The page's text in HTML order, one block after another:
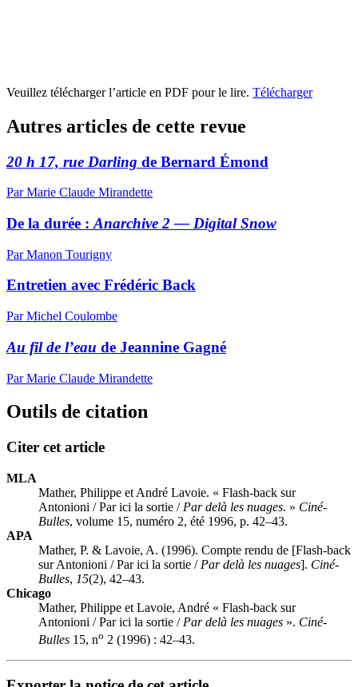
Veuillez télécharger l’article en PDF pour le lire. Télécharger
Autres articles de cette revue
20 h 17, rue Darling de Bernard Émond
Par Marie Claude Mirandette
De la durée : Anarchive 2 — Digital Snow
Par Manon Tourigny
Entretien avec Frédéric Back
Par Michel Coulombe
Au fil de l’eau de Jeannine Gagné
Par Marie Claude Mirandette
Outils de citation
Citer cet article
MLA
Mather, Philippe et André Lavoie. « Flash-back sur
Antonioni / Par ici la sortie / Par delà les nuages. » Ciné-
Bulles, volume 15, numéro 2, été 1996, p. 42–43.
APA
Mather, P. & Lavoie, A. (1996). Compte rendu de [Flash-back
sur Antonioni / Par ici la sortie / Par delà les nuages]. Ciné-
Bulles, 15(2), 42–43.
Chicago
Mather, Philippe et Lavoie, André « Flash-back sur
Antonioni / Par ici la sortie / Par delà les nuages ». Ciné-
Bulles 15, no 2 (1996) : 42–43.